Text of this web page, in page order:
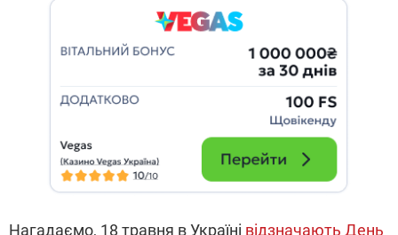
Нагадаємо, 18 травня в Україні відзначають День